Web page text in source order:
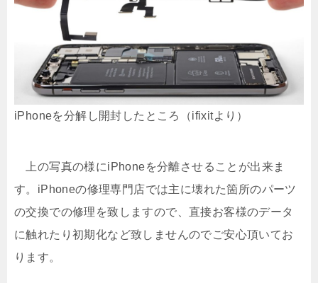
iPhoneを分解し開封したところ（ifixitより）
上の写真の様にiPhoneを分離させることが出来ま
す。iPhoneの修理専門店では主に壊れた箇所のパーツ
の交換での修理を致しますので、直接お客様のデータ
に触れたり初期化など致しませんのでご安心頂いてお
ります。